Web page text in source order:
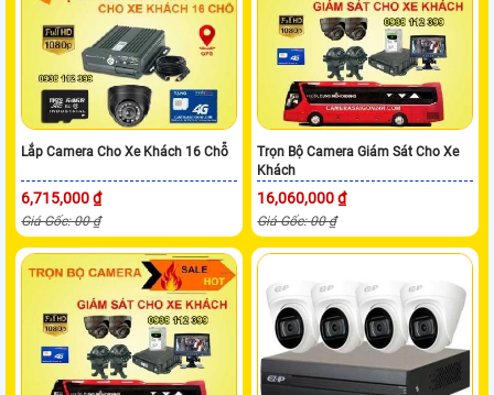
Lắp Camera Cho Xe Khách 16 Chỗ
6,715,000 ₫
Giá Gốc: 00 ₫
Trọn Bộ Camera Giám Sát Cho Xe
Khách
16,060,000 ₫
Giá Gốc: 00 ₫